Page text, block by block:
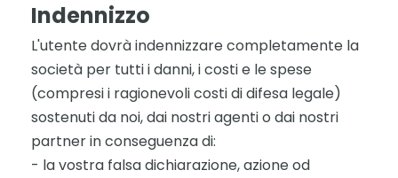
Indennizzo
L'utente dovrà indennizzare completamente la
società per tutti i danni, i costi e le spese
(compresi i ragionevoli costi di difesa legale)
sostenuti da noi, dai nostri agenti o dai nostri
partner in conseguenza di:
- la vostra falsa dichiarazione, azione od